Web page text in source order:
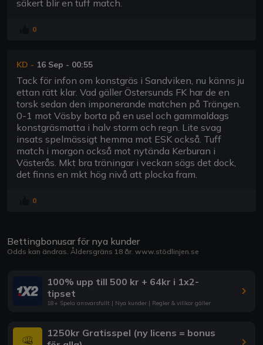
säkert blir en tuff match.
0
KD - 16 Sep - 00:55
Tack för infon om konstgräs i Sandviken, nu känns ju
ettan rätt klar. Vad gäller Östersunds FK har de en
torsk sedan den imponerande matchen på Trängen.
0-1 mot Väsby borta på en usel och gammaldags
konstgräsmatta i halv storm och regn. Lite svag
insats spelmässigt hemma mot ESK också. Tuff
match i morgon också mot nytända Kerburan i
Västerås. Mkt bra träningar i veckan sägs det dock,
det finns en mkt hög nivå att plocka fram.
0
Bettingbonusar för nya kunder
Odds kan ändras. Åldersgräns 18 år. www.stödlinjen.se
100% upp till 500 kr + 64kr i 1x2-
tipset
18+ Spela ansvarsfullt | Nya kunder | Regler & villkor gäller
1250kr Gratisspel (ny licens = bonus